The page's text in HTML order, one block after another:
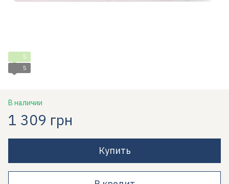
5
5
В наличии
1 309 грн
Купить